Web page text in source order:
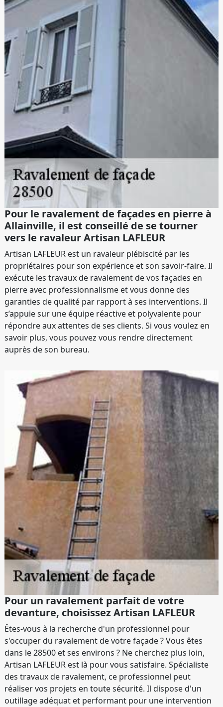
Pour le ravalement de façades en pierre à
Allainville, il est conseillé de se tourner
vers le ravaleur Artisan LAFLEUR
Artisan LAFLEUR est un ravaleur plébiscité par les
propriétaires pour son expérience et son savoir-faire. Il
exécute les travaux de ravalement de vos façades en
pierre avec professionnalisme et vous donne des
garanties de qualité par rapport à ses interventions. Il
s’appuie sur une équipe réactive et polyvalente pour
répondre aux attentes de ses clients. Si vous voulez en
savoir plus, vous pouvez vous rendre directement
auprès de son bureau.
Pour un ravalement parfait de votre
devanture, choisissez Artisan LAFLEUR
Êtes-vous à la recherche d'un professionnel pour
s'occuper du ravalement de votre façade ? Vous êtes
dans le 28500 et ses environs ? Ne cherchez plus loin,
Artisan LAFLEUR est là pour vous satisfaire. Spécialiste
des travaux de ravalement, ce professionnel peut
réaliser vos projets en toute sécurité. Il dispose d'un
outillage adéquat et performant pour une intervention